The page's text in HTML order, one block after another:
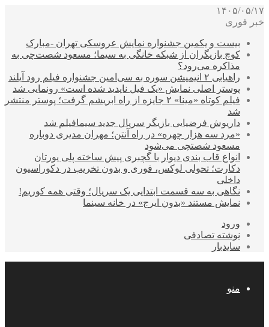
۱۴۰۵/۰۵/۱۷
خبر فوری
بیست و یکمین جشنواره نمایش عروسکی تهران -مبارک
کوچ بازیگران از شبکه خانگی به سیما؛ مسعود شصت‌چی به
مذاکره می‌رود؟
راهیابی ۲ انیمیشن سوره به سی‌امین جشنواره فیلم رود آیلند
پوستر اصلی نمایش «یک فیل ناپدید شده است» رونمایی شد
فیلم کوتاه «مینا» ۲ جایزه از راه ابریشم گرفت؛ پوستر منتشر
شد
داریوش فرضیایی بازیگر سریال جدید سیمافیلم شد
«مرد سه هزار چهره» در راه آنتن؛ مهران مدیری دوباره
مسعود شصتچی می‌شود
انواع قاب بندی دیوار با گچبری پیش ساخته پلی یورتان
دکارت؛ تحولی لوکس، فوری و بدون تخریب در دکوراسیون
داخلی
نگاهی به سه قسمت ابتدایی یک سریال؛ وقتی همه کوریم!
نمایش مستند «بدون ایرج» در خانه سینما
ورود
نوشته تصادفی
سایدبار
منو